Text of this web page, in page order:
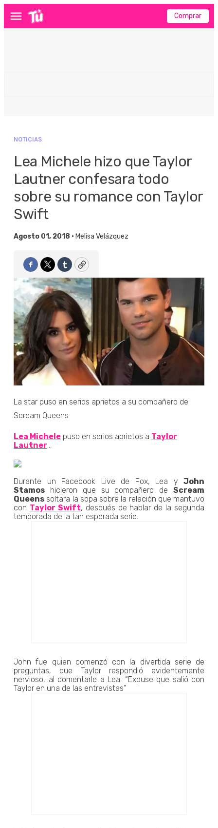
Menú Comprar
NOTICIAS
Lea Michele hizo que Taylor
Lautner confesara todo
sobre su romance con Taylor
Swift
Agosto 01, 2018 • Melisa Velázquez
Facebook
TwitterTumblrCopy
La star puso en serios aprietos a su compañero de
Scream Queens
Lea Michele puso en serios aprietos a Taylor
Lautner
Durante un Facebook Live de Fox, Lea y John
Stamos hicieron que su compañero de Scream
Queens soltara la sopa sobre la relación que mantuvo
con Taylor Swift, después de hablar de la segunda
temporada de la tan esperada serie.
John fue quien comenzó con la divertida serie de
preguntas, que Taylor respondió evidentemente
nervioso, al comentarle a Lea: “Expuse que salió con
Taylor en una de las entrevistas”